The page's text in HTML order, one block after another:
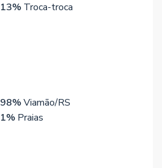
13% Troca-troca
98%Viamão/RS
1% Praias